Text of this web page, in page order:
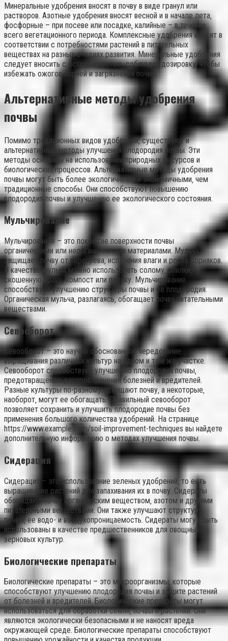
Минеральные удобрения вносят в почву в виде гранул или
растворов. Азотные удобрения вносят весной и в начале лета‚
фосфорные – при посеве или посадке‚ калийные – в течение
всего вегетационного периода. Комплексные удобрения вносят в
соответствии с потребностями растений в питательных
веществах на разных стадиях развития. Минеральные удобрения
следует вносить с осторожностью‚ соблюдая дозировку‚ чтобы
избежать ожогов корней и загрязнения почвы.
Альтернативные методы удобрения
почвы
Помимо традиционных видов удобрений‚ существуют и
альтернативные методы улучшения плодородия почвы. Эти
методы основаны на использовании природных ресурсов и
биологических процессов. Альтернативные методы удобрения
почвы могут быть более экологичными и экономичными‚ чем
традиционные способы. Они способствуют повышению
плодородия почвы и улучшению ее экологического состояния.
Мульчирование
Мульчирование – это покрытие поверхности почвы
органическими или неорганическими материалами. Мульча
защищает почву от перегрева‚ испарения влаги и роста сорняков.
В качестве мульчи можно использовать солому‚ опилки‚
скошенную траву‚ компост или пленку. Мульчирование
способствует улучшению структуры почвы и ее плодородия.
Органическая мульча‚ разлагаясь‚ обогащает почву питательными
веществами.
Севооборот
Севооборот – это научно обоснованное чередование
выращивания различных культур на одном и том же участке.
Севооборот способствует улучшению плодородия почвы‚
предотвращению распространения болезней и вредителей.
Разные культуры по-разному истощают почву‚ а некоторые‚
наоборот‚ могут ее обогащать. Правильный севооборот
позволяет сохранить и улучшить плодородие почвы без
применения большого количества удобрений. На странице
https://www.example.com/soil-improvement-techniques вы найдете
дополнительную информацию о методах улучшения почвы.
Сидерация
Сидерация – это использование зеленых удобрений‚ то есть
выращивание растений для запахивания их в почву. Сидераты
обогащают почву органическим веществом‚ азотом и другими
питательными веществами. Они также улучшают структуру
почвы‚ ее водо- и воздухопроницаемость. Сидераты могут быть
использованы в качестве предшественников для овощных и
зерновых культур.
Биологические препараты
Биологические препараты – это микроорганизмы‚ которые
способствуют улучшению плодородия почвы и защите растений
от болезней и вредителей. Биологические препараты могут
использоваться для обработки семян‚ почвы и растений. Они
являются экологически безопасными и не наносят вреда
окружающей среде. Биологические препараты способствуют